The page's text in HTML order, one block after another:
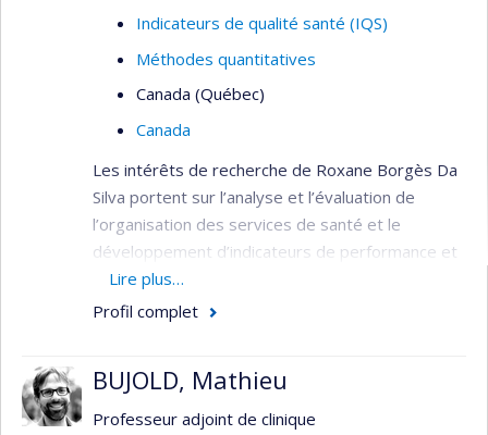
Indicateurs de qualité santé (IQS)
Méthodes quantitatives
Canada (Québec)
Canada
Les intérêts de recherche de Roxane Borgès Da
Silva portent sur l’analyse et l’évaluation de
l’organisation des services de santé et le
développement d’indicateurs de performance et
de qualité. Elle s’intéresse plus particulièrement à
l’évolution de l’organisation des services de
s’intéresse également aux effets des politiques
de santé liées à l’organisation des services de
Lire plus…
Profil complet
BUJOLD, Mathieu
Professeur adjoint de clinique